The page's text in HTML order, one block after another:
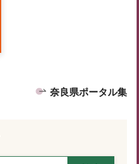
奈良県ポータル集